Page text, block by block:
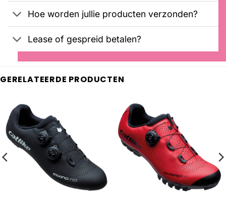
Hoe worden jullie producten verzonden?
Lease of gespreid betalen?
GERELATEERDE PRODUCTEN